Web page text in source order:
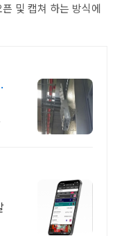
및 캡쳐 하는 방식에